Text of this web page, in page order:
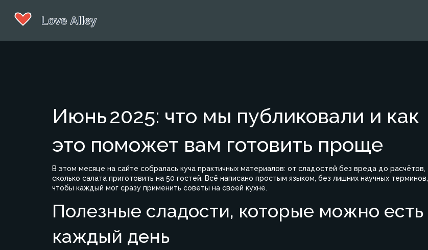
Июнь 2025: что мы публиковали и как
это поможет вам готовить проще
В этом месяце на сайте собралась куча практичных материалов: от сладостей без вреда до расчётов,
сколько салата приготовить на 50 гостей. Всё написано простым языком, без лишних научных терминов,
чтобы каждый мог сразу применить советы на своей кухне.
Полезные сладости, которые можно есть
каждый день